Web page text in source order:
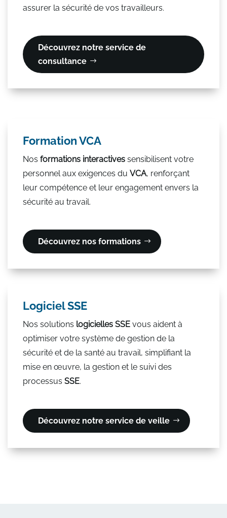
assurer la sécurité de vos travailleurs.
Découvrez notre service de
consultance
Formation VCA
Nos formations interactives sensibilisent votre
personnel aux exigences du VCA, renforçant
leur compétence et leur engagement envers la
sécurité au travail.
Découvrez nos formations
Logiciel SSE
Nos solutions logicielles SSE vous aident à
optimiser votre système de gestion de la
sécurité et de la santé au travail, simplifiant la
mise en œuvre, la gestion et le suivi des
processus SSE.
Découvrez notre service de veille